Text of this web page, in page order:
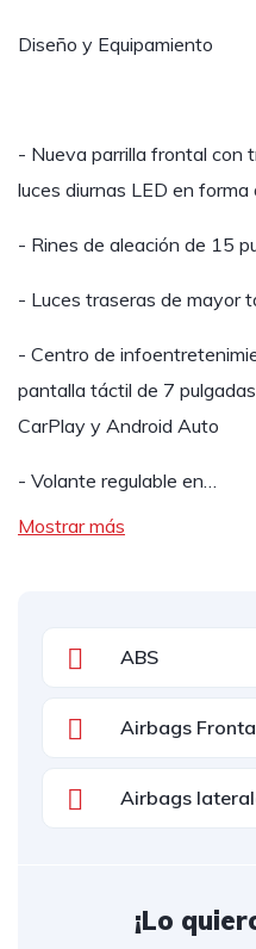
Diseño y Equipamiento
- Nueva parrilla frontal con
luces diurnas LED en forma
- Rines de aleación de 15
- Luces traseras de mayor
- Centro de
pantalla táctil de 7
CarPlay y Android Auto
- Volante regulable en…
Mostrar más
ABS
Airbags
Airbags
¡Lo